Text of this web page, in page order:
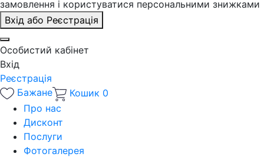
замовлення і користуватися персональними знижками
Вхід або Реєстрація
Особистий кабінет
Вхід
Реєстрація
Бажане
Кошик 0
Про нас
Дисконт
Послуги
Фотогалерея